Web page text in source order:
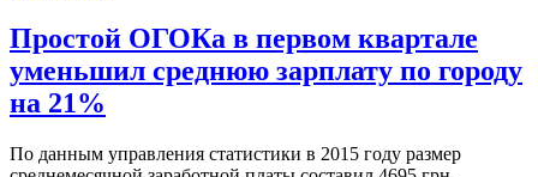
Простой ОГОКа в первом квартале
уменьшил среднюю зарплату по городу
на 21%
По данным управления статистики в 2015 году размер